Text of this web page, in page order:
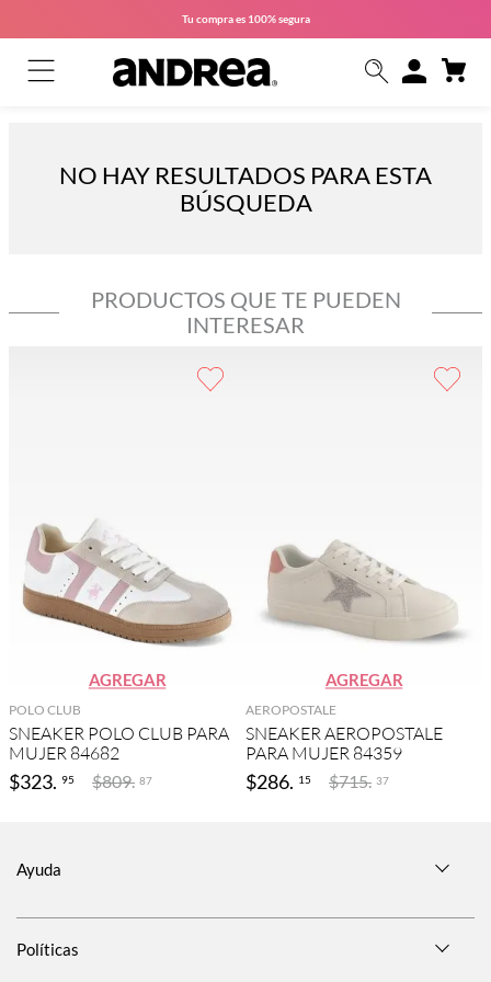
Tu compra es 100% segura
NO HAY RESULTADOS PARA ESTA
BÚSQUEDA
PRODUCTOS QUE TE PUEDEN
INTERESAR
AGREGAR
POLO CLUB
SNEAKER POLO CLUB PARA
MUJER 84682
$323. 95 $809. 87
AGREGAR
AEROPOSTALE
SNEAKER AEROPOSTALE
PARA MUJER 84359
$286. 15 $715. 37
Ayuda
Políticas